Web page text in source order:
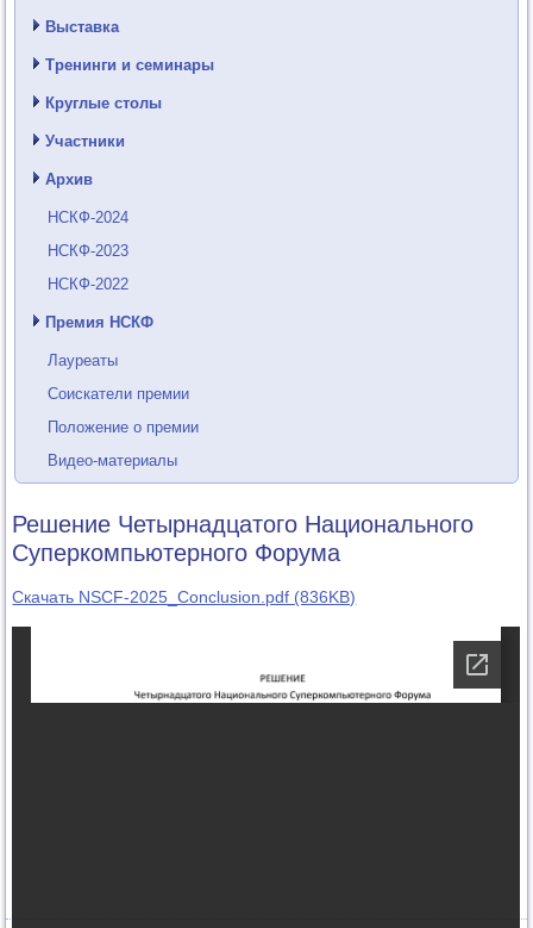
Выставка
Тренинги и семинары
Круглые столы
Участники
Архив
НСКФ-2024
НСКФ-2023
НСКФ-2022
Премия НСКФ
Лауреаты
Соискатели премии
Положение о премии
Видео-материалы
Решение Четырнадцатого Национального
Суперкомпьютерного Форума
Скачать NSCF-2025_Conclusion.pdf (836KB)